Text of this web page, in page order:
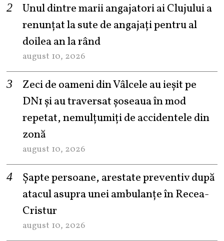
Unul dintre marii angajatori ai Clujului a
renunțat la sute de angajați pentru al
doilea an la rând
august 10, 2026
Zeci de oameni din Vâlcele au ieșit pe
DN1 și au traversat șoseaua în mod
repetat, nemulțumiți de accidentele din
zonă
august 10, 2026
Șapte persoane, arestate preventiv după
atacul asupra unei ambulanțe în Recea-
Cristur
august 10, 2026